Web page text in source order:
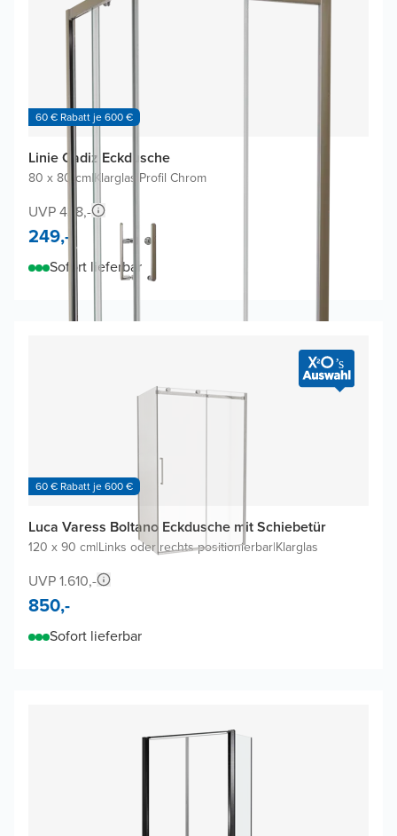
60 € Rabatt je 600 €
Linie Cadiz Eckdusche
80 x 80 cm|Klarglas Profil Chrom
UVP 438,-
249,-
Sofort lieferbar
60 € Rabatt je 600 €
Luca Varess Boltano Eckdusche mit Schiebetür
120 x 90 cm|Links oder rechts positionierbar|Klarglas
UVP 1.610,-
850,-
Sofort lieferbar